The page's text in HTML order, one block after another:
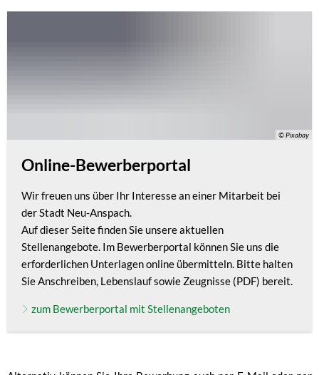
© Pixabay
Online-Bewerberportal
Wir freuen uns über Ihr Interesse an einer Mitarbeit bei
der Stadt Neu-Anspach.
Auf dieser Seite finden Sie unsere aktuellen
Stellenangebote. Im Bewerberportal können Sie uns die
erforderlichen Unterlagen online übermitteln. Bitte halten
Sie Anschreiben, Lebenslauf sowie Zeugnisse (PDF) bereit.
zum Bewerberportal mit Stellenangeboten